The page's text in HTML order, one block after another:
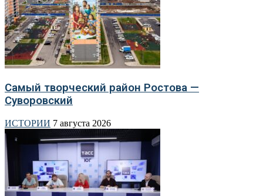
Самый творческий район Ростова —
Суворовский
ИСТОРИИ 7 августа 2026